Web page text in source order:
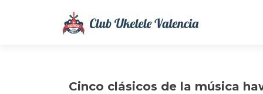
Cinco clásicos de la música